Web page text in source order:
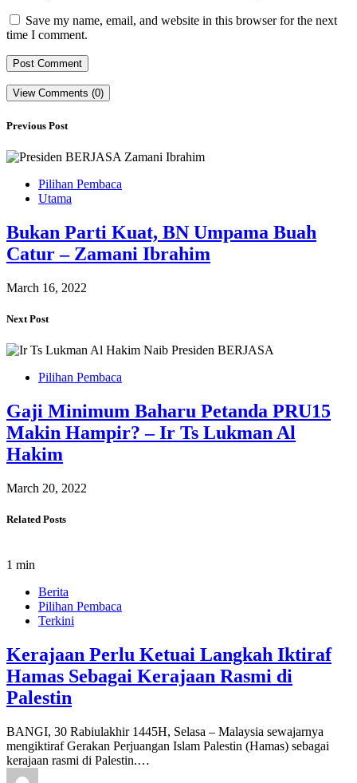
Save my name, email, and website in this browser for the next
time I comment.
View Comments (0)
Previous Post
Pilihan Pembaca
Utama
Bukan Parti Kuat, BN Umpama Buah
Catur – Zamani Ibrahim
March 16, 2022
Next Post
Pilihan Pembaca
Gaji Minimum Baharu Petanda PRU15
Makin Hampir? – Ir Ts Lukman Al
Hakim
March 20, 2022
Related Posts
1 min
Berita
Pilihan Pembaca
Terkini
Kerajaan Perlu Ketuai Langkah Iktiraf
Hamas Sebagai Kerajaan Rasmi di
Palestin
BANGI, 30 Rabiulakhir 1445H, Selasa – Malaysia sewajarnya
mengiktiraf Gerakan Perjuangan Islam Palestin (Hamas) sebagai
kerajaan rasmi di Palestin.…